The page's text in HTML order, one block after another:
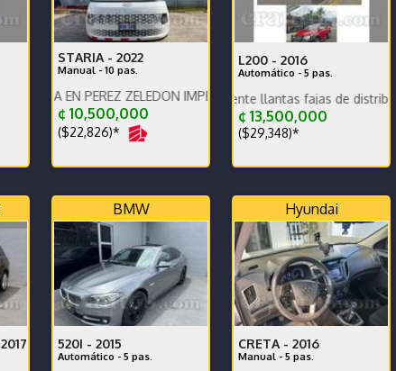
Precio negociable recién pintado
STARIA - 2022
Manual - 10 pas.
PEREZ ZELEDON IMPECABLE VEHICULO FAMILIAR NUNCA
¢ 10,500,000
($22,826)*
L200 - 2016
Automático - 5 pas.
Motor y caja Excelente llantas fajas de distribución y
¢ 13,500,000
($29,348)*
Para terminarlo de
2017
BMW
520I - 2015
Automático - 5 pas.
Hyundai
CRETA - 2016
Manual - 5 pas.